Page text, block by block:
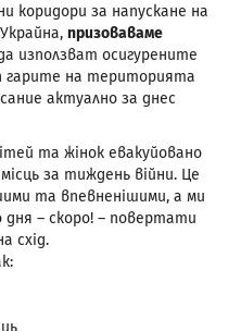
коридори за напускане на
призоваваме
използват осигурените
гарите на територията
актуално за днес
та жінок евакуйовано
за тиждень війни. Це
та впевненішими, а ми
– скоро! – повертати
схід.